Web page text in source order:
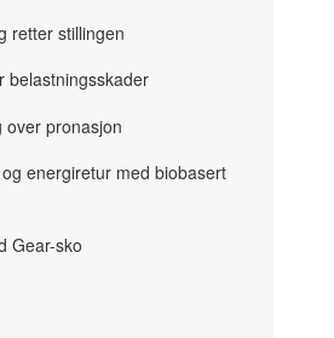
retter stillingen
belastningsskader
over pronasjon
energiretur med biobasert
Gear-sko